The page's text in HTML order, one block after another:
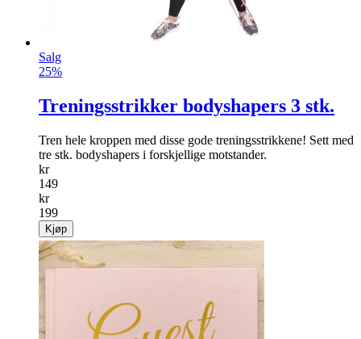
Salg
25%
Treningsstrikker bodyshapers 3 stk.
Tren hele kroppen med disse gode treningsstrikk­ene! Sett med
tre stk. bodyshapers i forskjellige motstander.
kr
149
kr
199
Kjøp